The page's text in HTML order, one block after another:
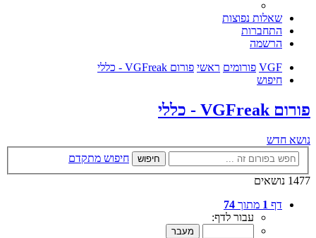
שאלות נפוצות
התחברות
הרשמה
VGF פורומים ראשי פורום VGFreak - כללי
חיפוש
פורום VGFreak - כללי
נושא חדש
חיפוש
חיפוש מתקדם
1477 נושאים
דף 1 מתוך 74
עבור לדף: